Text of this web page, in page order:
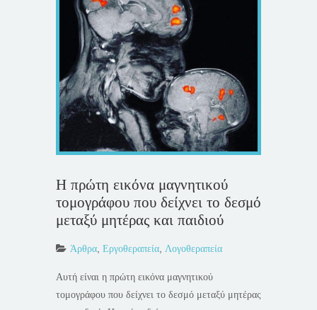
Η πρώτη εικόνα μαγνητικού
τομογράφου που δείχνει το δεσμό
μεταξύ μητέρας και παιδιού
Άρθρα, Εργοθεραπεία, Λογοθεραπεία
Αυτή είναι η πρώτη εικόνα μαγνητικού
τομογράφου που δείχνει το δεσμό μεταξύ μητέρας